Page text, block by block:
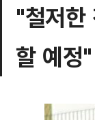
"철저한
할 예정"